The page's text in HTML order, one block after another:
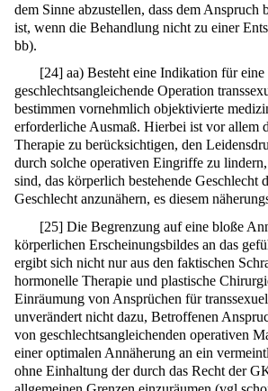
dem Sinne abzustellen, dass dem Anspruch
ist, wenn die Behandlung nicht zu einer
bb).
[24] aa) Besteht eine Indikation für eine
geschlechtsangleichende Operation
bestimmen vornehmlich objektivierte
erforderliche Ausmaß. Hierbei ist vor allem
Therapie zu berücksichtigen, den
durch solche operativen Eingriffe zu
sind, das körperlich bestehende Geschlecht
Geschlecht anzunähern, es diesem
[25] Die Begrenzung auf eine bloße
körperlichen Erscheinungsbildes an das
ergibt sich nicht nur aus den faktischen
hormonelle Therapie und plastische
Einräumung von Ansprüchen für
unverändert nicht dazu, Betroffenen
von geschlechtsangleichenden operativen
einer optimalen Annäherung an ein
ohne Einhaltung der durch das Recht der